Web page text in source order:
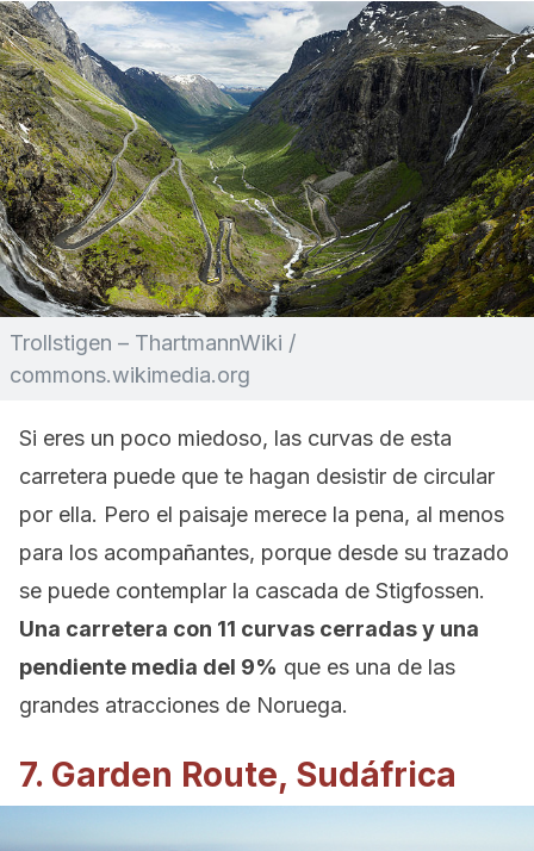
Trollstigen – ThartmannWiki /
commons.wikimedia.org
Si eres un poco miedoso, las curvas de esta
carretera puede que te hagan desistir de circular
por ella. Pero el paisaje merece la pena, al menos
para los acompañantes, porque desde su trazado
se puede contemplar la cascada de Stigfossen.
Una carretera con 11 curvas cerradas y una
pendiente media del 9% que es una de las
grandes atracciones de Noruega.
7. Garden Route, Sudáfrica